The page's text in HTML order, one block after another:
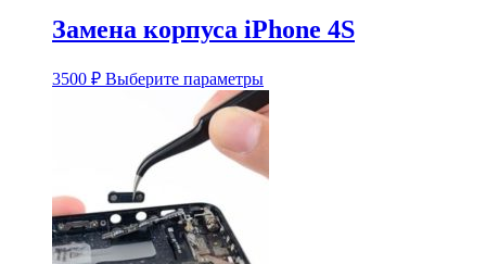
Замена корпуса iPhone 4S
3500 ₽ Выберите параметрыЭтот
товар
имеет
Опции